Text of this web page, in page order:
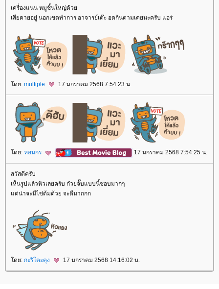
เครื่องแน่น หมูชิ้นใหญ่ด้ว
เสียดายอยู่ นอกเขตทำการ อาจารย์เต๊ะ อดกินตามเคยนะครับ แฮร่
ดย: multiple 17 มกราคม 2568 7:54:23 น.
ดย: หอมกร 17 มกราคม 2568 7:54:25 น.
สวัสดีครับ
เห็นรูปแล้วหิวเลยครับ ก๋วยจั๊บแบบนี้ชอบมากๆ
ต่น่าจะมีไข่ต้มด้วย จะดีมากกก
ดย: กะริโตะคุง 17 มกราคม 2568 14:16:02 น.